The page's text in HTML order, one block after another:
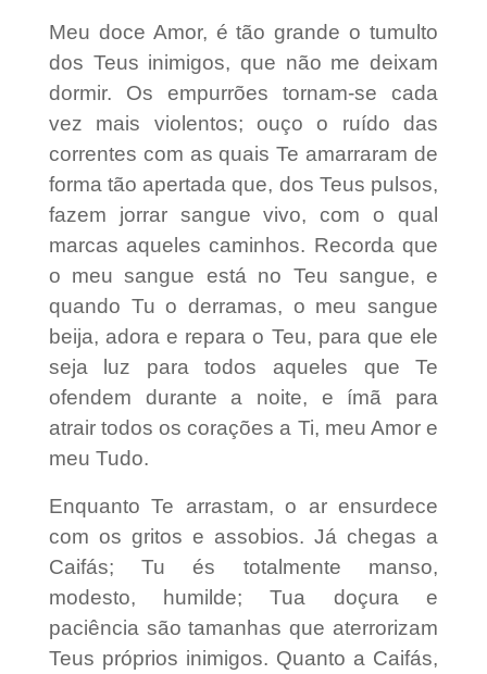
Meu doce Amor, é tão grande o tumulto
dos Teus inimigos, que não me deixam
dormir. Os empurrões tornam-se cada
vez mais violentos; ouço o ruído das
correntes com as quais Te amarraram de
forma tão apertada que, dos Teus pulsos,
fazem jorrar sangue vivo, com o qual
marcas aqueles caminhos. Recorda que
o meu sangue está no Teu sangue, e
quando Tu o derramas, o meu sangue
beija, adora e repara o Teu, para que ele
seja luz para todos aqueles que Te
ofendem durante a noite, e ímã para
atrair todos os corações a Ti, meu Amor e
meu Tudo.
Enquanto Te arrastam, o ar ensurdece
com os gritos e assobios. Já chegas a
Caifás; Tu és totalmente manso,
modesto, humilde; Tua doçura e
paciência são tamanhas que aterrorizam
Teus próprios inimigos. Quanto a Caifás,